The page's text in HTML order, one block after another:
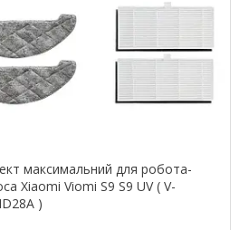
максимальний для робота-
Xiaomi Viomi S9 S9 UV ( V-
)